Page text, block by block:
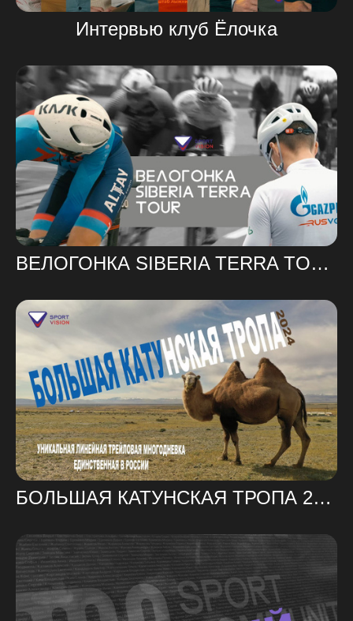
Интервью клуб Ёлочка
ВЕЛОГОНКА SIBERIA TERRA TOUR 2024
БОЛЬШАЯ КАТУНСКАЯ ТРОПА 2024